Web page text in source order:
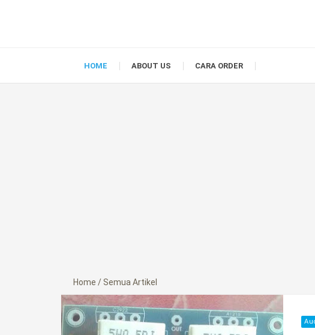
HOME ABOUT US CARA ORDER
Home / Semua Artikel